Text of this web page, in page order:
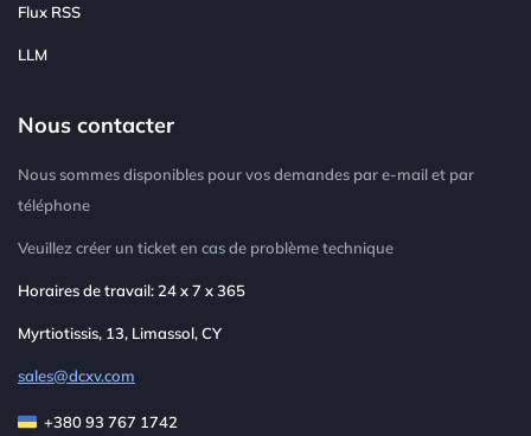
Flux RSS
LLM
Nous contacter
Nous sommes disponibles pour vos demandes par e-mail et par
téléphone
Veuillez créer un ticket en cas de problème technique
Horaires de travail: 24 x 7 x 365
Myrtiotissis, 13, Limassol, CY
sales@dcxv.com
+380 93 767 1742